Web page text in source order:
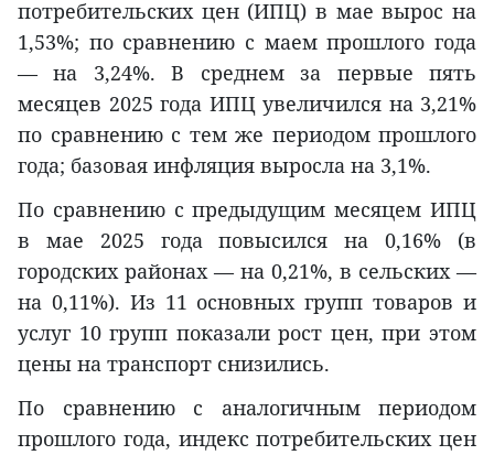
потребительских цен (ИПЦ) в мае вырос на
1,53%; по сравнению с маем прошлого года
— на 3,24%. В среднем за первые пять
месяцев 2025 года ИПЦ увеличился на 3,21%
по сравнению с тем же периодом прошлого
года; базовая инфляция выросла на 3,1%.
По сравнению с предыдущим месяцем ИПЦ
в мае 2025 года повысился на 0,16% (в
городских районах — на 0,21%, в сельских —
на 0,11%). Из 11 основных групп товаров и
услуг 10 групп показали рост цен, при этом
цены на транспорт снизились.
По сравнению с аналогичным периодом
прошлого года, индекс потребительских цен